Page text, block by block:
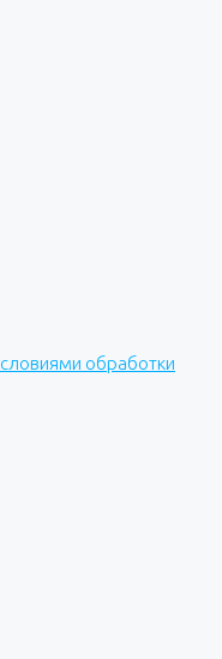
обработки